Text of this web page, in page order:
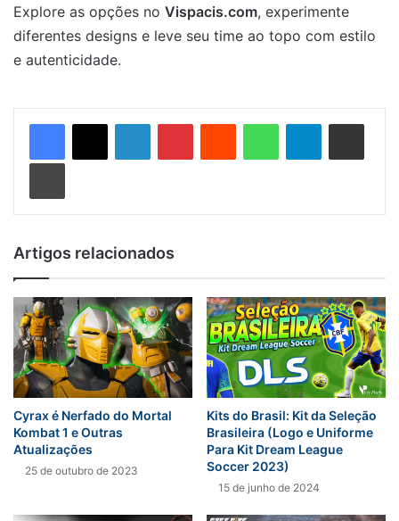
Explore as opções no Vispacis.com, experimente
diferentes designs e leve seu time ao topo com estilo
e autenticidade.
LinkedinPinterestReddit WhatsAppTelegramCompartilhar via e-mail
Imprimir
Artigos relacionados
Cyrax é Nerfado do Mortal
Kombat 1 e Outras
Atualizações
25 de outubro de 2023
Kits do Brasil: Kit da Seleção
Brasileira (Logo e Uniforme
Para Kit Dream League
Soccer 2023)
15 de junho de 2024